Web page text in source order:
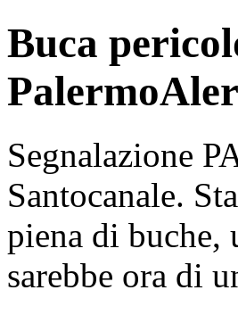
Buca
Segnalazione
Santocanale.
piena di buche,
sarebbe ora di